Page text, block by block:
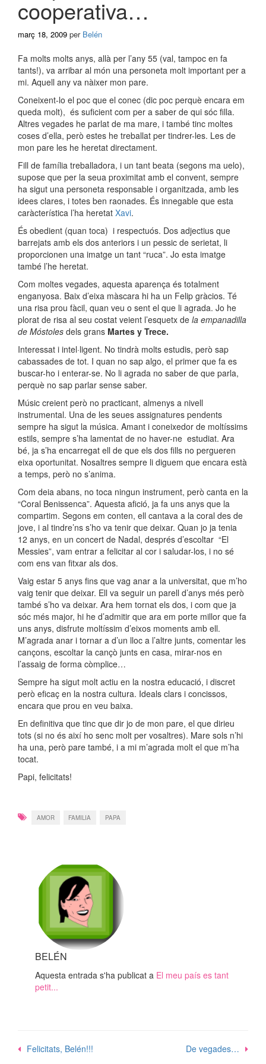
cooperativa…
març 18, 2009 per Belén
Fa molts molts anys, allà per l’any 55 (val, tampoc en fa
tants!), va arribar al món una personeta molt important per a
mi. Aquell any va nàixer mon pare.
Coneixent-lo el poc que el conec (dic poc perquè encara em
queda molt), és suficient com per a saber de qui sóc filla.
Altres vegades he parlat de ma mare, i també tinc moltes
coses d’ella, però estes he treballat per tindrer-les. Les de
mon pare les he heretat directament.
Fill de família treballadora, i un tant beata (segons ma uelo),
supose que per la seua proximitat amb el convent, sempre
ha sigut una personeta responsable i organitzada, amb les
idees clares, i totes ben raonades. És innegable que esta
caràcterística l’ha heretat Xavi.
És obedient (quan toca) i respectuós. Dos adjectius que
barrejats amb els dos anteriors i un pessic de serietat, li
proporcionen una imatge un tant “ruca”. Jo esta imatge
també l’he heretat.
Com moltes vegades, aquesta aparença és totalment
enganyosa. Baix d’eixa màscara hi ha un Felip gràcios. Té
una risa prou fàcil, quan veu o sent el que li agrada. Jo he
plorat de risa al seu costat veient l’esquetx de la empanadilla
de Móstoles dels grans Martes y Trece.
Interessat i intel·ligent. No tindrà molts estudis, però sap
cabassades de tot. I quan no sap algo, el primer que fa es
buscar-ho i enterar-se. No li agrada no saber de que parla,
perquè no sap parlar sense saber.
Músic creient però no practicant, almenys a nivell
instrumental. Una de les seues assignatures pendents
sempre ha sigut la música. Amant i coneixedor de moltíssims
estils, sempre s’ha lamentat de no haver-ne estudiat. Ara
bé, ja s’ha encarregat ell de que els dos fills no pergueren
eixa oportunitat. Nosaltres sempre li diguem que encara està
a temps, però no s’anima.
Com deia abans, no toca ningun instrument, però canta en la
“Coral Benissenca”. Aquesta afició, ja fa uns anys que la
compartim. Segons em conten, ell cantava a la coral des de
jove, i al tindre’ns s’ho va tenir que deixar. Quan jo ja tenia
12 anys, en un concert de Nadal, després d’escoltar “El
Messies”, vam entrar a felicitar al cor i saludar-los, i no sé
com ens van fitxar als dos.
Vaig estar 5 anys fins que vag anar a la universitat, que m’ho
vaig tenir que deixar. Ell va seguir un parell d’anys més però
també s’ho va deixar. Ara hem tornat els dos, i com que ja
sóc més major, hi he d’admitir que ara em porte millor que fa
uns anys, disfrute moltíssim d’eixos moments amb ell.
M’agrada anar i tornar a d’un lloc a l’altre junts, comentar les
cançons, escoltar la cançò junts en casa, mirar-nos en
l’assaig de forma còmplice…
Sempre ha sigut molt actiu en la nostra educació, i discret
però eficaç en la nostra cultura. Ideals clars i concissos,
encara que prou en veu baixa.
En definitiva que tinc que dir jo de mon pare, el que dirieu
tots (si no és així ho senc molt per vosaltres). Mare sols n’hi
ha una, però pare també, i a mi m’agrada molt el que m’ha
tocat.
Papi, felicitats!
AMOR FAMILIA PAPA
BELÉN
Aquesta entrada s'ha publicat a El meu país es tant
petit...
Navegació
Felicitats, Belén!!! De vegades…